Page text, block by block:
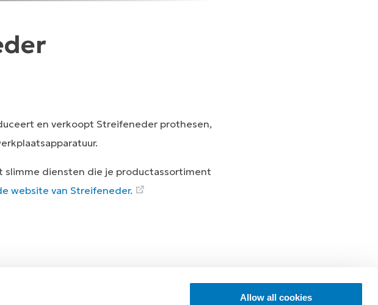
Allow all cookies
en verkoopt Streifeneder prothesen,
diensten die je productassortiment
website van Streifeneder.